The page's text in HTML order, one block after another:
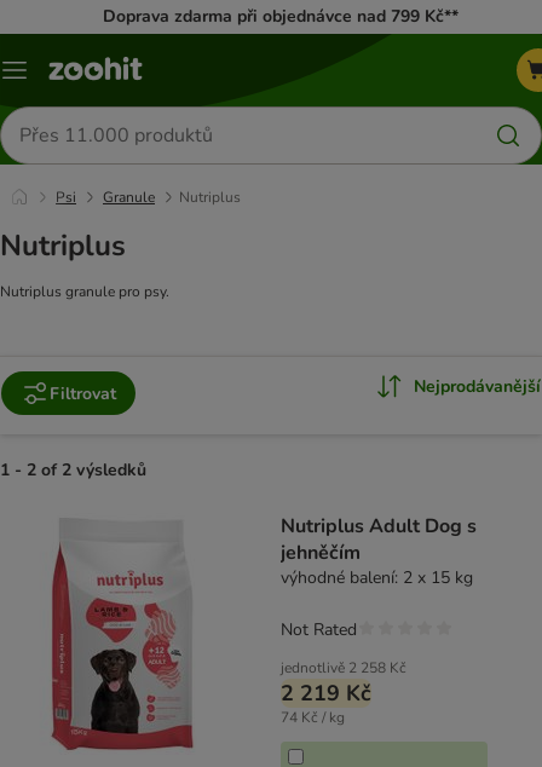
Doprava zdarma při objednávce nad 799 Kč**
Menu
Hledat
produkty
Psi Granule Nutriplus
Nutriplus
Nutriplus granule pro psy.
Filtrovat Nejprodávanější
1 - 2 of 2 výsledků
Nutriplus Adult Dog s
jehněčím
výhodné balení: 2 x 15 kg
jednotlivě 2 258 Kč
2 219 Kč
74 Kč / kg
Not Rated